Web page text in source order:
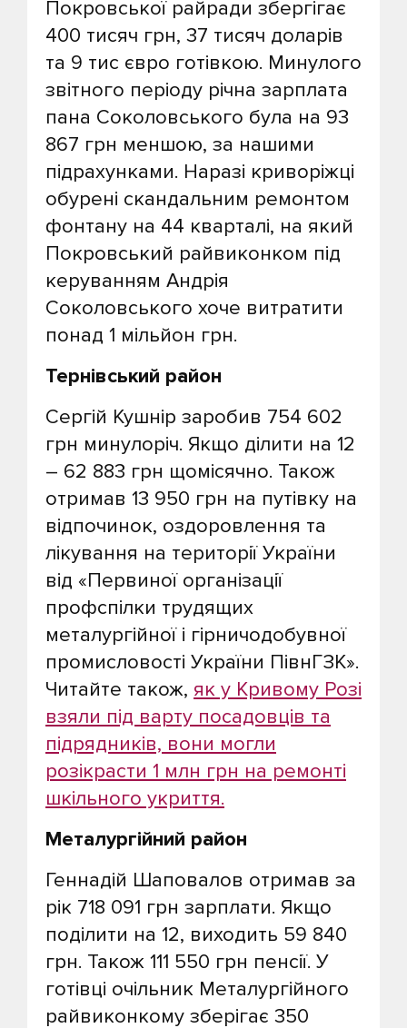
Покровської райради збергігає
400 тисяч грн, 37 тисяч доларів
та 9 тис євро готівкою. Минулого
звітного періоду річна зарплата
пана Соколовського була на 93
867 грн меншою, за нашими
підрахунками. Наразі криворіжці
обурені скандальним ремонтом
фонтану на 44 кварталі, на який
Покровський райвиконком під
керуванням Андрія
Соколовського хоче витратити
понад 1 мільйон грн.
Тернівський район
Сергій Кушнір заробив 754 602
грн минулоріч. Якщо ділити на 12
– 62 883 грн щомісячно. Також
отримав 13 950 грн на путівку на
відпочинок, оздоровлення та
лікування на території України
від «Первиної організації
профспілки трудящих
металургійної і гірничодобувної
промисловості України ПівнГЗК».
Читайте також, як у Кривому Розі
взяли під варту посадовців та
підрядників, вони могли
розікрасти 1 млн грн на ремонті
шкільного укриття.
Металургійний район
Геннадій Шаповалов отримав за
рік 718 091 грн зарплати. Якщо
поділити на 12, виходить 59 840
грн. Також 111 550 грн пенсії. У
готівці очільник Металургійного
райвиконкому зберігає 350